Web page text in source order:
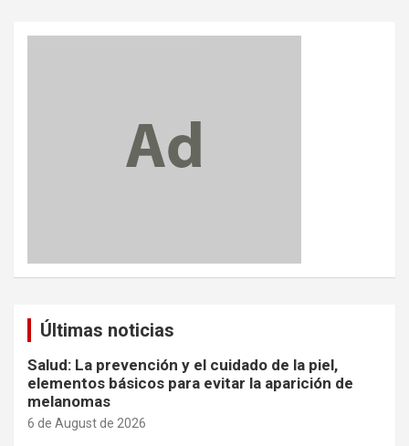
Últimas noticias
Salud: La prevención y el cuidado de la piel,
elementos básicos para evitar la aparición de
melanomas
6 de August de 2026